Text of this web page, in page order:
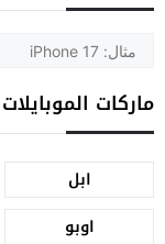
ماركات الموبايلات
ابل
اوبو